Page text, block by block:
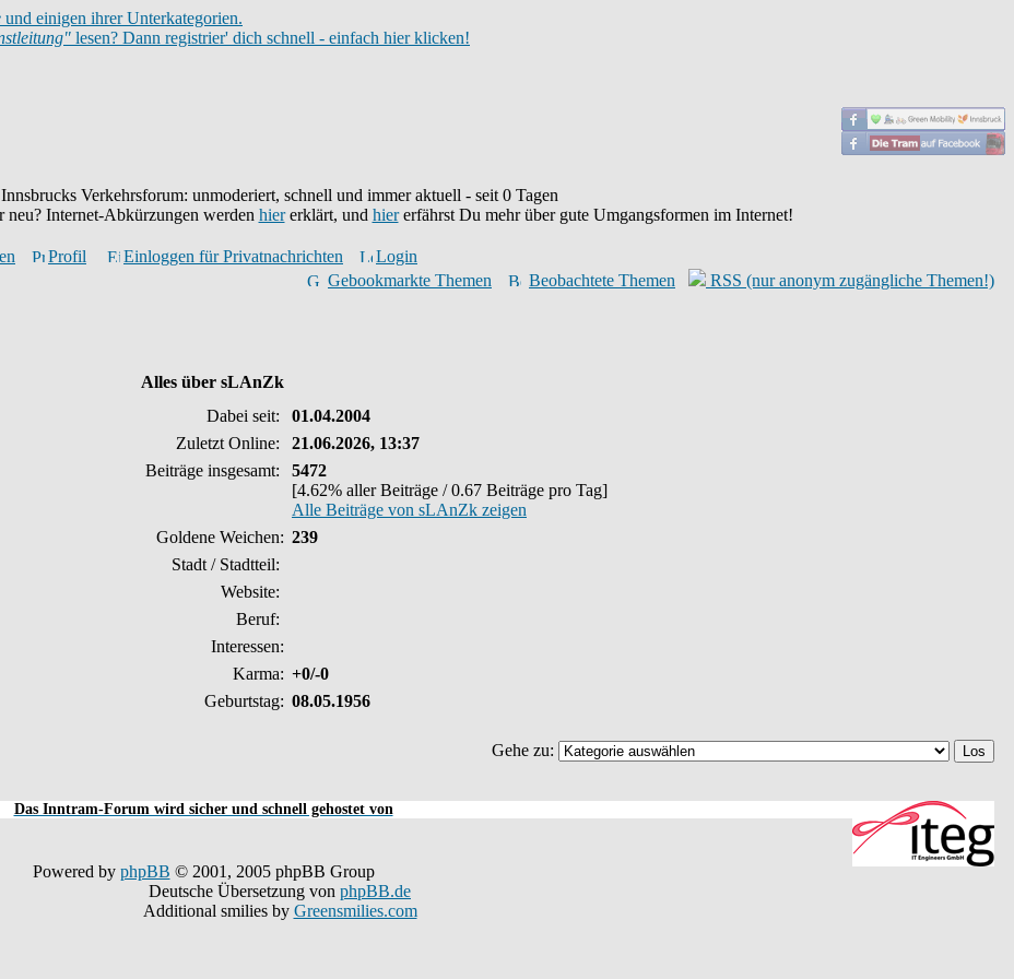
und einigen ihrer Unterkategorien.
lesen? Dann registrier' dich schnell - einfach hier klicken!
Innsbrucks Verkehrsforum: unmoderiert, schnell und immer aktuell - seit 0 Tagen
Internet-Abkürzungen werden hiererklärt, und hiererfährst Du mehr über gute Umgangsformen im Internet!
Profil Einloggen für Privatnachrichten
Login
Gebookmarkte Themen
Beobachtete Themen RSS (nur anonym zugängliche Themen!)
Alles über sLAnZk
Dabei seit:
01.04.2004
Zuletzt Online:
21.06.2026, 13:37
Beiträge insgesamt:
5472
[4.62% aller Beiträge / 0.67 Beiträge pro Tag]
Alle Beiträge von sLAnZk zeigen
Goldene Weichen: 239
Stadt / Stadtteil:
Website:
Beruf:
Interessen:
Karma: +0/-0
Geburtstag: 08.05.1956
Gehe zu:
Das Inntram-Forum wird sicher und schnell gehostet von
Powered by phpBB © 2001, 2005 phpBB Group
Deutsche Übersetzung von phpBB.de
Additional smilies by Greensmilies.com